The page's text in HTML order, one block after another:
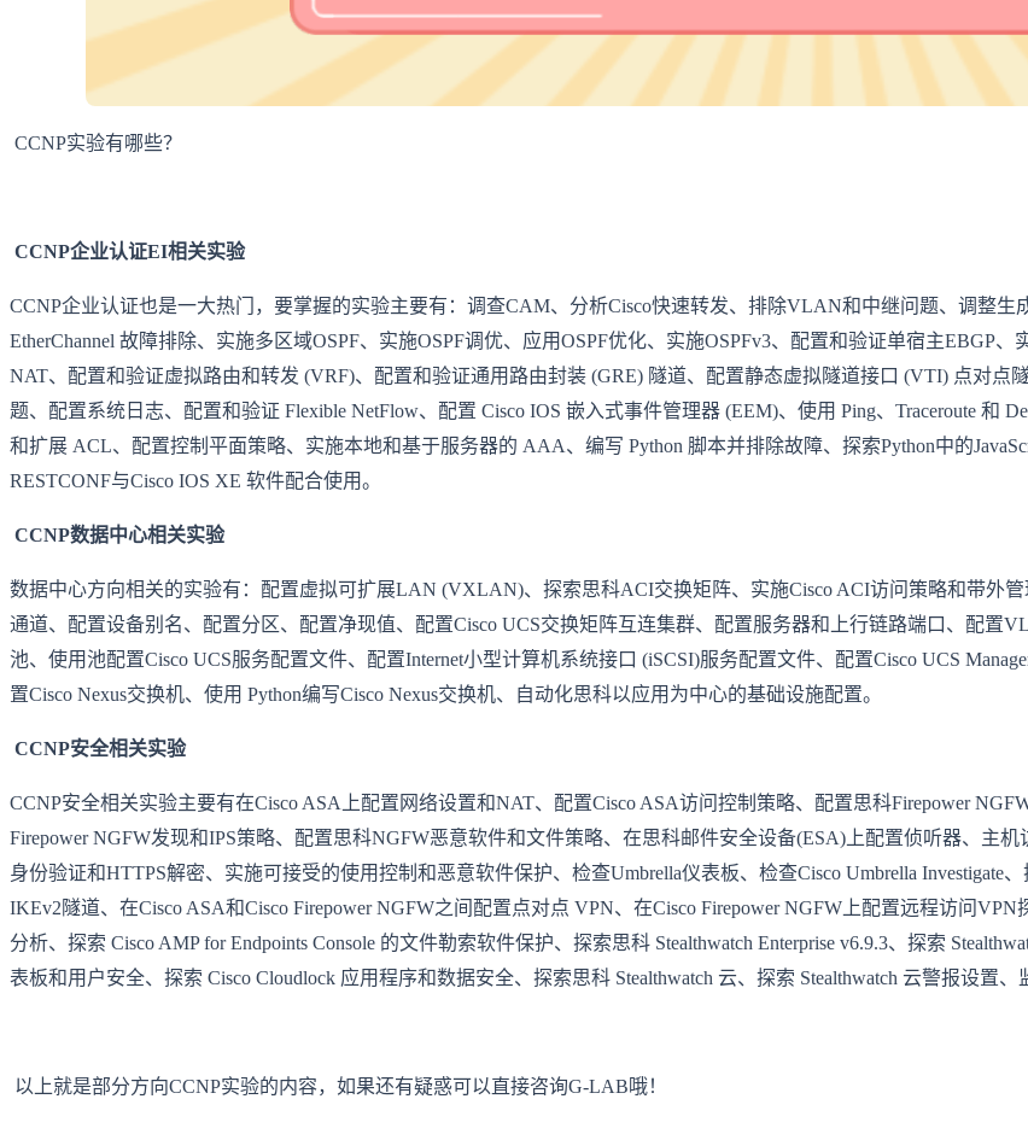
CCNP实验有哪些？
CCNP企业认证EI相关实验
CCNP企业认证也是一大热门，要掌握的实验主要有：调查CAM、分析Cisco快速转发、排除VLAN和中继问题、调整生
EtherChannel 故障排除、实施多区域OSPF、实施OSPF调优、应用OSPF优化、实施OSPFv3、配置和验证单宿主EBGP
NAT、配置和验证虚拟路由和转发 (VRF)、配置和验证通用路由封装 (GRE) 隧道、配置静态虚拟隧道接口 (VTI) 点对
题、配置系统日志、配置和验证 Flexible NetFlow、配置 Cisco IOS 嵌入式事件管理器 (EEM)、使用 Ping、Traceroute 和
和扩展 ACL、配置控制平面策略、实施本地和基于服务器的 AAA、编写 Python 脚本并排除故障、探索Python中的
RESTCONF与Cisco IOS XE 软件配合使用。
CCNP数据中心相关实验
数据中心方向相关的实验有：配置虚拟可扩展LAN (VXLAN)、探索思科ACI交换矩阵、实施Cisco ACI访问策略和带外
通道、配置设备别名、配置分区、配置净现值、配置Cisco UCS交换矩阵互连集群、配置服务器和上行链路端口、配置
池、使用池配置Cisco UCS服务配置文件、配置Internet小型计算机系统接口 (iSCSI)服务配置文件、配置Cisco UCS
置Cisco Nexus交换机、使用 Python编写Cisco Nexus交换机、自动化思科以应用为中心的基础设施配置。
CCNP安全相关实验
CCNP安全相关实验主要有在Cisco ASA上配置网络设置和NAT、配置Cisco ASA访问控制策略、配置思科Firepower
Firepower NGFW发现和IPS策略、配置思科NGFW恶意软件和文件策略、在思科邮件安全设备(ESA)上配置侦听器、主
身份验证和HTTPS解密、实施可接受的使用控制和恶意软件保护、检查Umbrella仪表板、检查Cisco Umbrella Investigate
IKEv2隧道、在Cisco ASA和Cisco Firepower NGFW之间配置点对点 VPN、在Cisco Firepower NGFW上配置远程访问
分析、探索 Cisco AMP for Endpoints Console 的文件勒索软件保护、探索思科 Stealthwatch Enterprise v6.9.3、探索
表板和用户安全、探索 Cisco Cloudlock 应用程序和数据安全、探索思科 Stealthwatch 云、探索 Stealthwatch 云警报设置、
以上就是部分方向CCNP实验的内容，如果还有疑惑可以直接咨询G-LAB哦！